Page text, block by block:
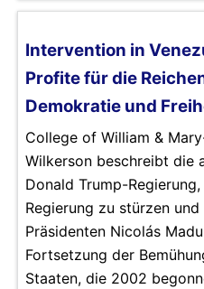
Intervention in
Profite für die
Demokratie und
College of William &
Wilkerson beschreibt die
Donald Trump-
Regierung zu stürzen
Präsidenten Nicolás
Fortsetzung der
Staaten, die 2002